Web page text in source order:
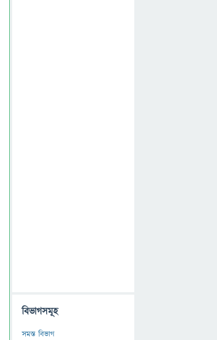
বিভাগসমূহ
সমস্ত বিভাগ